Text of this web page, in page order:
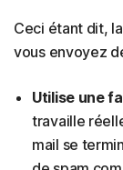
Ceci étant dit,
vous envoyez
Utilise une
travaille
mail se